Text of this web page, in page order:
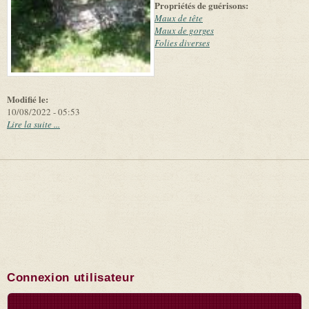
Modifié le:
10/08/2022 - 05:53
Propriétés de guérisons:
Maux de tête
Maux de gorges
Folies diverses
Lire la suite ...
Connexion utilisateur